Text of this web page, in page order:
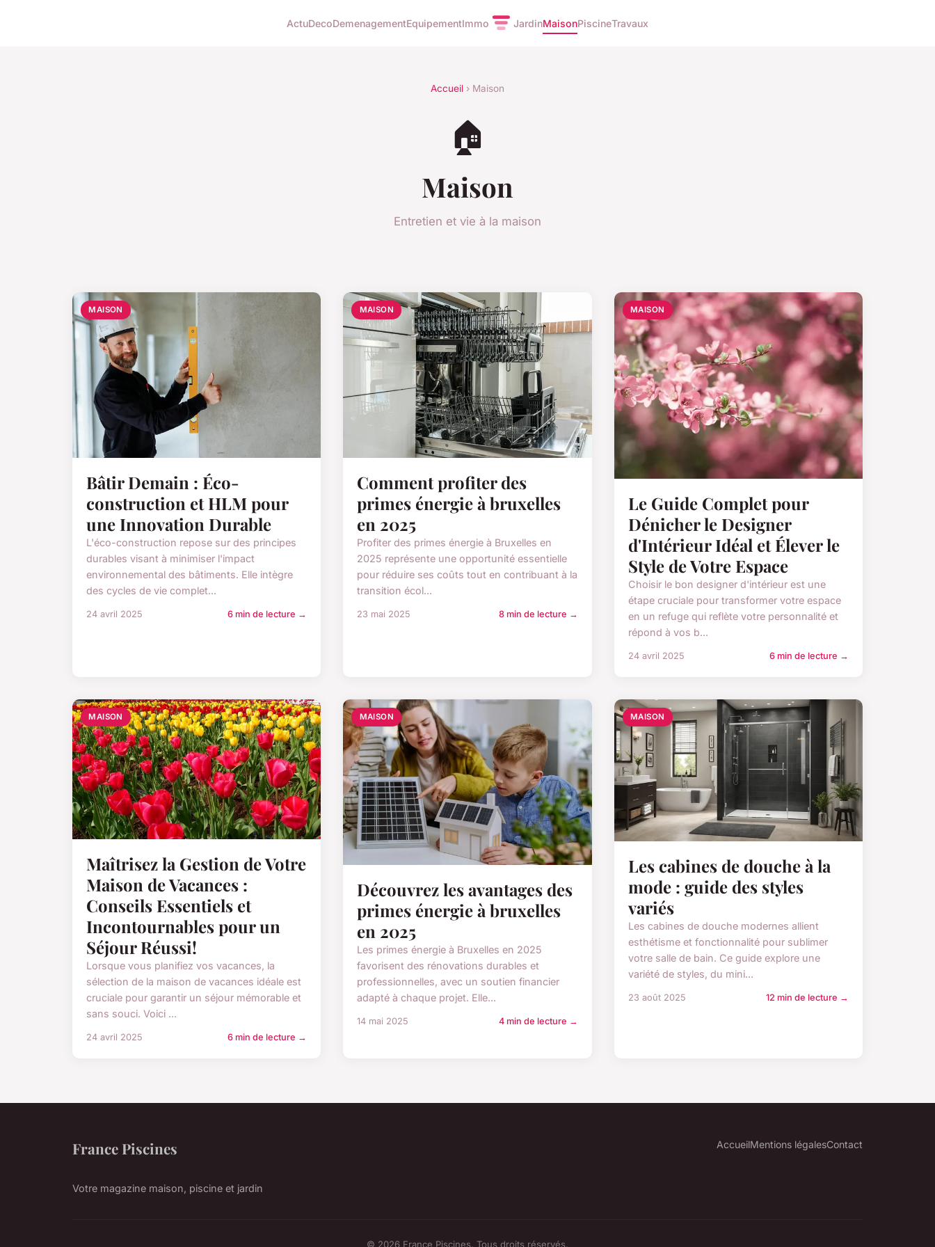
ActuDecoDemenagementEquipementImmo JardinMaisonPiscineTravaux
Accueil › Maison
🏠
Maison
Entretien et vie à la maison
MAISON
Bâtir Demain : Éco-
construction et HLM pour
une Innovation Durable
L'éco-construction repose sur des principes
durables visant à minimiser l'impact
environnemental des bâtiments. Elle intègre
des cycles de vie complet...
24 avril 2025 6 min de lecture →
MAISON
Comment profiter des
primes énergie à bruxelles
en 2025
Profiter des primes énergie à Bruxelles en
2025 représente une opportunité essentielle
pour réduire ses coûts tout en contribuant à la
transition écol...
23 mai 2025 8 min de lecture →
MAISON
Le Guide Complet pour
Dénicher le Designer
d'Intérieur Idéal et Élever le
Style de Votre Espace
Choisir le bon designer d'intérieur est une
étape cruciale pour transformer votre espace
en un refuge qui reflète votre personnalité et
répond à vos b...
24 avril 2025 6 min de lecture →
MAISON
Maîtrisez la Gestion de Votre
Maison de Vacances :
Conseils Essentiels et
Incontournables pour un
Séjour Réussi!
Lorsque vous planifiez vos vacances, la
sélection de la maison de vacances idéale est
cruciale pour garantir un séjour mémorable et
sans souci. Voici ...
24 avril 2025 6 min de lecture →
MAISON
Découvrez les avantages des
primes énergie à bruxelles
en 2025
Les primes énergie à Bruxelles en 2025
favorisent des rénovations durables et
professionnelles, avec un soutien financier
adapté à chaque projet. Elle...
14 mai 2025 4 min de lecture →
MAISON
Les cabines de douche à la
mode : guide des styles
variés
Les cabines de douche modernes allient
esthétisme et fonctionnalité pour sublimer
votre salle de bain. Ce guide explore une
variété de styles, du mini...
23 août 2025 12 min de lecture →
France Piscines
Votre magazine maison, piscine et jardin
AccueilMentions légalesContact
© 2026 France Piscines. Tous droits réservés.